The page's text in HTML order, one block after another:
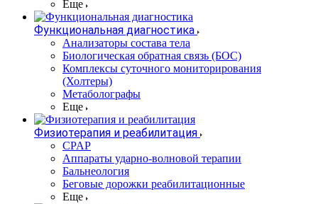
Еще
Функциональная диагностика
Анализаторы состава тела
Биологическая обратная связь (БОС)
Комплексы суточного мониторирования
(Холтеры)
Метаболографы
Еще
Физиотерапия и реабилитация
CPAP
Аппараты ударно-волновой терапии
Бальнеология
Беговые дорожки реабилитационные
Еще